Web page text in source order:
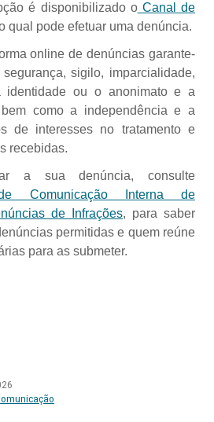
é disponibilizado oCanal de
qual pode efetuar uma denúncia.
online de denúncias garante-
sigilo, imparcialidade,
identidade ou o anonimato e a
como a independência e a
de interesses no tratamento e
recebidas.
a sua denúncia, consulte
Comunicação Interna de
de Infrações, para saber
permitidas e quem reúne
para as submeter.